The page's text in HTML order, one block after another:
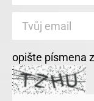
opište písmena